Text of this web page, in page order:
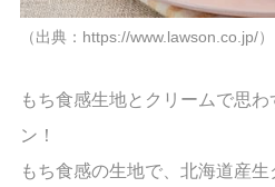
（出典：https://www.lawson.co.jp/）
もち食感生地とクリームで思
ン！
もち食感の生地で、北海道産